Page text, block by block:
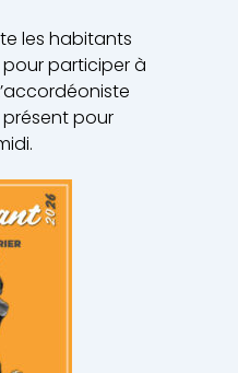
les habitants
participer à
présent pour